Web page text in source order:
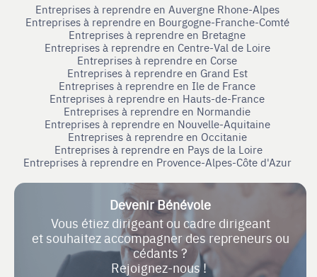
Entreprises à reprendre en Auvergne Rhone-Alpes
Entreprises à reprendre en Bourgogne-Franche-Comté
Entreprises à reprendre en Bretagne
Entreprises à reprendre en Centre-Val de Loire
Entreprises à reprendre en Corse
Entreprises à reprendre en Grand Est
Entreprises à reprendre en Ile de France
Entreprises à reprendre en Hauts-de-France
Entreprises à reprendre en Normandie
Entreprises à reprendre en Nouvelle-Aquitaine
Entreprises à reprendre en Occitanie
Entreprises à reprendre en Pays de la Loire
Entreprises à reprendre en Provence-Alpes-Côte d'Azur
Devenir Bénévole
Vous étiez dirigeant ou cadre dirigeant
et souhaitez accompagner des repreneurs ou
cédants ?
Rejoignez-nous !